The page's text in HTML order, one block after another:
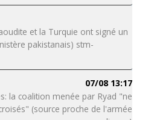
et la Turquie ont signé un
pakistanais) stm-
07/08 13:17
la coalition menée par Ryad "ne
(source proche de l'armée